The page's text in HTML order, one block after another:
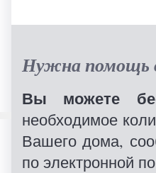
Нужна помощь
Вы можете
необходимое
Вашего дома,
по электронной